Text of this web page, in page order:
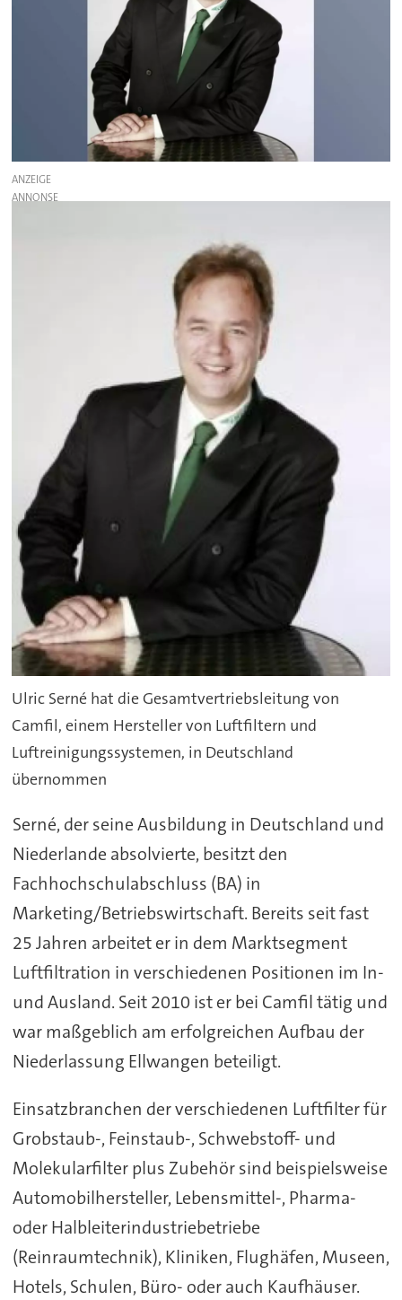
ANZEIGE
Ulric Serné hat die Gesamtvertriebsleitung von
Camfil, einem Hersteller von Luftfiltern und
Luftreinigungssystemen, in Deutschland
übernommen
Serné, der seine Ausbildung in Deutschland und
Niederlande absolvierte, besitzt den
Fachhochschulabschluss (BA) in
Marketing/Betriebswirtschaft. Bereits seit fast
25 Jahren arbeitet er in dem Marktsegment
Luftfiltration in verschiedenen Positionen im In-
und Ausland. Seit 2010 ist er bei Camfil tätig und
war maßgeblich am erfolgreichen Aufbau der
Niederlassung Ellwangen beteiligt.
Einsatzbranchen der verschiedenen Luftfilter für
Grobstaub-, Feinstaub-, Schwebstoff- und
Molekularfilter plus Zubehör sind beispielsweise
Automobilhersteller, Lebensmittel-, Pharma-
oder Halbleiterindustriebetriebe
(Reinraumtechnik), Kliniken, Flughäfen, Museen,
Hotels, Schulen, Büro- oder auch Kaufhäuser.